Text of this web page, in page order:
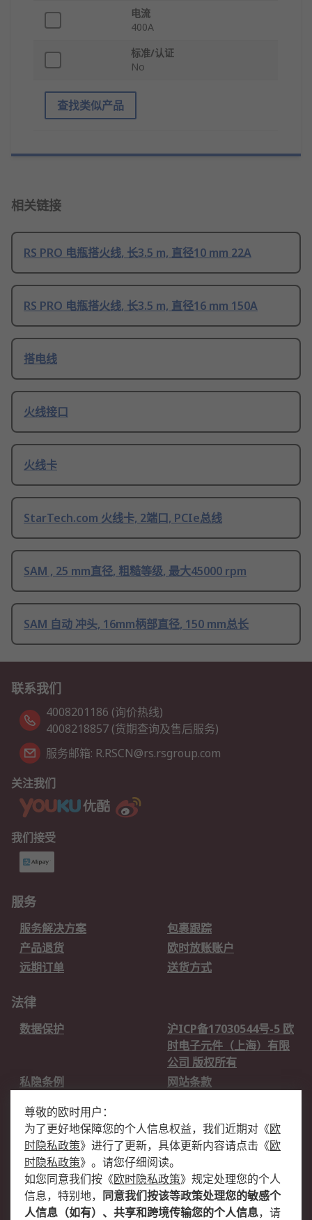
电流
400A
标准/认证
No
查找类似产品
相关链接
RS PRO 电瓶搭火线, 长3.5 m, 直径10 mm 22A
RS PRO 电瓶搭火线, 长3.5 m, 直径16 mm 150A
搭电线
火线接口
火线卡
StarTech.com 火线卡, 2端口, PCIe总线
SAM , 25 mm直径, 粗糙等级, 最大45000 rpm
SAM 自动 冲头, 16mm柄部直径, 150 mm总长
联系我们
4008201186 (询价热线)
4008218857 (货期查询及售后服务)
服务邮箱: R.RSCN@rs.rsgroup.com
关注我们
我们接受
服务
服务解决方案
包裹跟踪
产品退货
欧时放账账户
远期订单
送货方式
法律
数据保护
沪ICP备17030544号-5 欧
时电子元件（上海）有限
公司 版权所有
私隐条例
网站条款
关于欧时
欧时销售条款
账户和付款
企业集团
全球办事处
关于我们
新闻中心
尊敬的欧时用户：
为了更好地保障您的个人信息权益，我们近期对 《欧
时隐私政策》 进行了更新，具体更新内容请点击 《欧
时隐私政策》 。请您仔细阅读。
如您同意我们按 《欧时隐私政策》 规定处理您的个人
信息，特别地，
同意我们按该等政策处理您的敏感个
人信息（如有）、共享和跨境传输您的个人信息，请